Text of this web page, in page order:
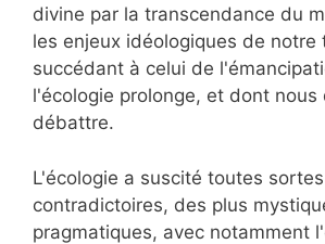
divine par la transcendance du
les enjeux idéologiques de notre
succédant à celui de
l'écologie prolonge, et dont nous
débattre.
L'écologie a suscité toutes
contradictoires, des plus
pragmatiques, avec notamment